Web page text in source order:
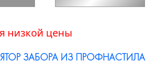
низкой цены
ЗАБОРА ИЗ ПРОФНАСТИЛА